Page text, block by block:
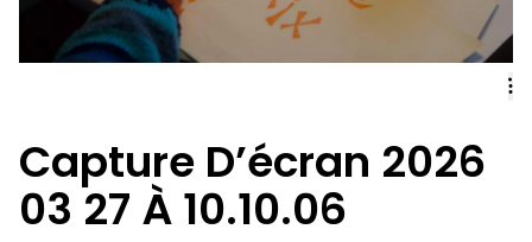
Capture D’écran 2026
03 27 À 10.10.06